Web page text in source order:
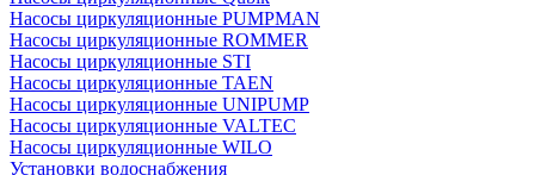
Насосы циркуляционные PUMPMAN
Насосы циркуляционные ROMMER
Насосы циркуляционные STI
Насосы циркуляционные TAEN
Насосы циркуляционные UNIPUMP
Насосы циркуляционные VALTEC
Насосы циркуляционные WILO
Установки водоснабжения